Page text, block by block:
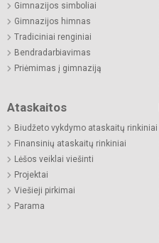
Gimnazijos simboliai
Gimnazijos himnas
Tradiciniai renginiai
Bendradarbiavimas
Priėmimas į gimnaziją
Ataskaitos
Biudžeto vykdymo ataskaitų rinkiniai
Finansinių ataskaitų rinkiniai
Lėšos veiklai viešinti
Projektai
Viešieji pirkimai
Parama